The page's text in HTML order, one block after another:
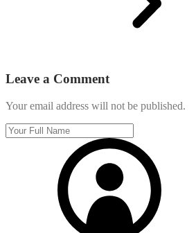
Leave a Comment
Your email address will not be published.